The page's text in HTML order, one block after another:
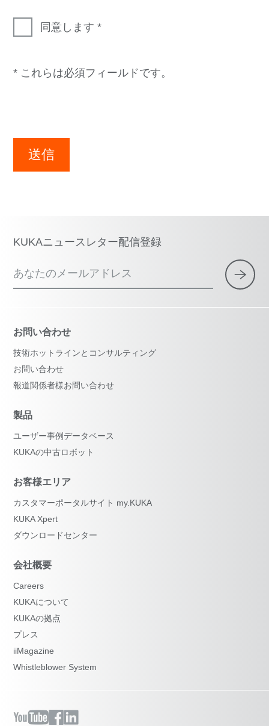
同意します
* これらは必須フィールドです。
送信
KUKAニュースレター配信登録
あなたのメールアドレス
お問い合わせ
技術ホットラインとコンサルティング
お問い合わせ
報道関係者様お問い合わせ
製品
ユーザー事例データベース
KUKAの中古ロボット
お客様エリア
カスタマーポータルサイト my.KUKA
KUKA Xpert
ダウンロードセンター
会社概要
Careers
KUKAについて
KUKAの拠点
プレス
iiMagazine
Whistleblower System